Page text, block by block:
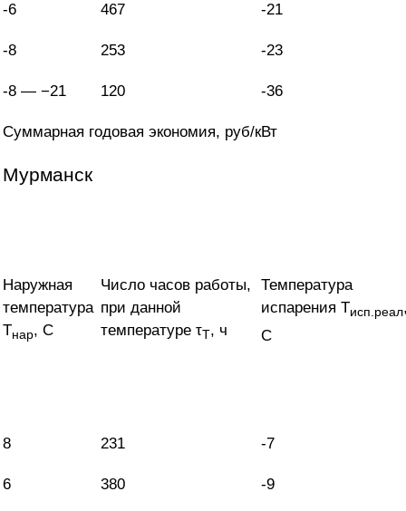
-6 467 -21
-8 253 -23
-8 — −21 120 -36
Суммарная годовая экономия, руб/кВт
Мурманск
Наружная
температура
Tнар, С
Число часов работы,
при данной
температуре τТ, ч
Температура
испарения Tисп.реал
С
8 231 -7
6 380 -9